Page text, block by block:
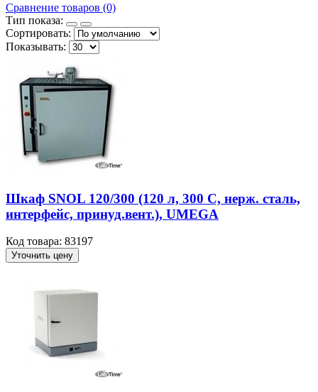
Сравнение товаров (0)
Тип показа:
Сортировать:
Показывать:
Шкаф SNOL 120/300 (120 л, 300 С, нерж. сталь,
интерфейс, принуд.вент.), UMEGA
Код товара: 83197
Уточнить цену